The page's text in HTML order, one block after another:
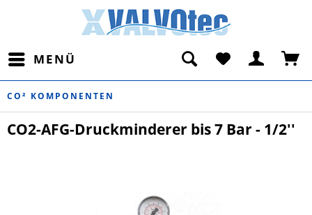
MENÜ
CO² KOMPONENTEN
CO2-AFG-Druckminderer bis 7 Bar - 1/2''